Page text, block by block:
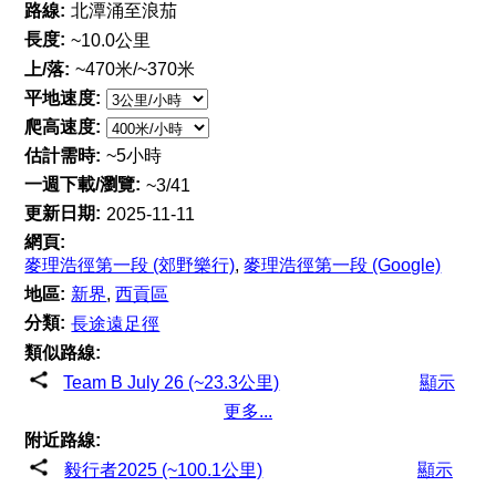
路線: 北潭涌至浪茄
長度: ~10.0公里
上/落: ~470米/~370米
平地速度:
爬高速度:
估計需時: ~5小時
一週下載/瀏覽: ~3/41
更新日期: 2025-11-11
網頁:
麥理浩徑第一段 (郊野樂行),麥理浩徑第一段 (Google)
地區: 新界,西貢區
分類: 長途遠足徑
類似路線:
Team B July 26 (~23.3公里)
顯示
更多...
附近路線:
毅行者2025 (~100.1公里)
顯示